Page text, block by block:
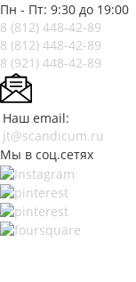
Пн - Пт: 9:30 до 19:00
8 (812) 448-42-89
8 (812) 448-42-89
8 (921) 448-42-89
Наш email:
jt@scandicum.ru
Мы в соц.сетях